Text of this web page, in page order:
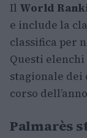
Il World
e include la
classifica per
Questi
stagionale
corso
Palmarès